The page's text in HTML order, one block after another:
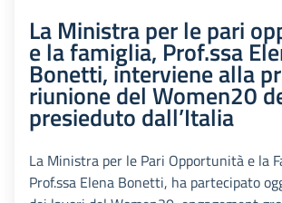
La Ministra per le pari
e la famiglia, Prof.ssa
Bonetti, interviene alla
riunione del Women20
presieduto dall’Italia
La Ministra per le Pari Opportunità e la
Prof.ssa Elena Bonetti, ha partecipato